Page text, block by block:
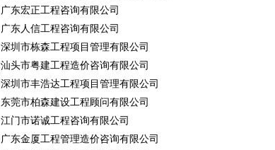
广东宏正工程咨询有限公司
广东人信工程咨询有限公司
深圳市栋森工程项目管理有限公司
汕头市粤建工程造价咨询有限公司
深圳市丰浩达工程项目管理有限公司
东莞市柏森建设工程顾问有限公司
江门市诺诚工程咨询有限公司
广东金厦工程管理造价咨询有限公司